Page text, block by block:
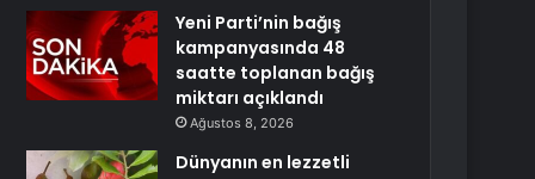
Yeni Parti’nin bağış
kampanyasında 48
saatte toplanan bağış
miktarı açıklandı
Ağustos 8, 2026
Dünyanın en lezzetli